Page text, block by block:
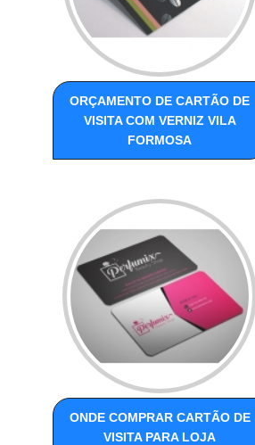
ORÇAMENTO DE CARTÃO DE
VISITA COM VERNIZ VILA
FORMOSA
ONDE COMPRAR CARTÃO DE
VISITA PARA LOJA